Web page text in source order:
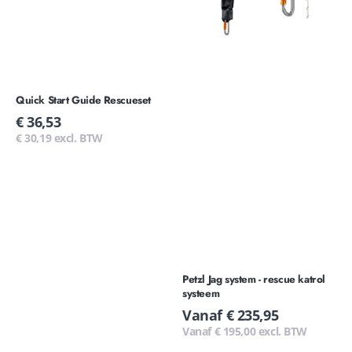
Quick Start Guide Rescueset
Normale
prijs
€ 36,53
€ 30,19 excl. BTW
Petzl Jag system - rescue katrol
systeem
Normale
prijs
Vanaf € 235,95
Vanaf € 195,00 excl. BTW